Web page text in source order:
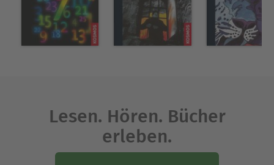
Lesen. Hören. Bücher
erleben.